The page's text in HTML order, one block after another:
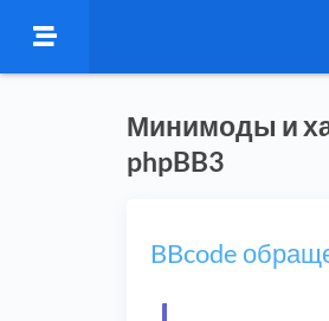
Минимоды и
phpBB3
BBcode